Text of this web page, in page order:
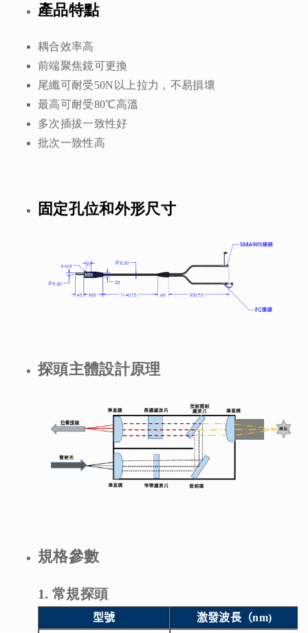
產品特點
耦合效率高
前端聚焦鏡可更換
尾纖可耐受50N以上拉力，不易損壞
最高可耐受80℃高溫
多次插拔一致性好
批次一致性高
固定孔位和外形尺寸
探頭主體設計原理
規格參數
1. 常規探頭
型號 激發波長（nm)